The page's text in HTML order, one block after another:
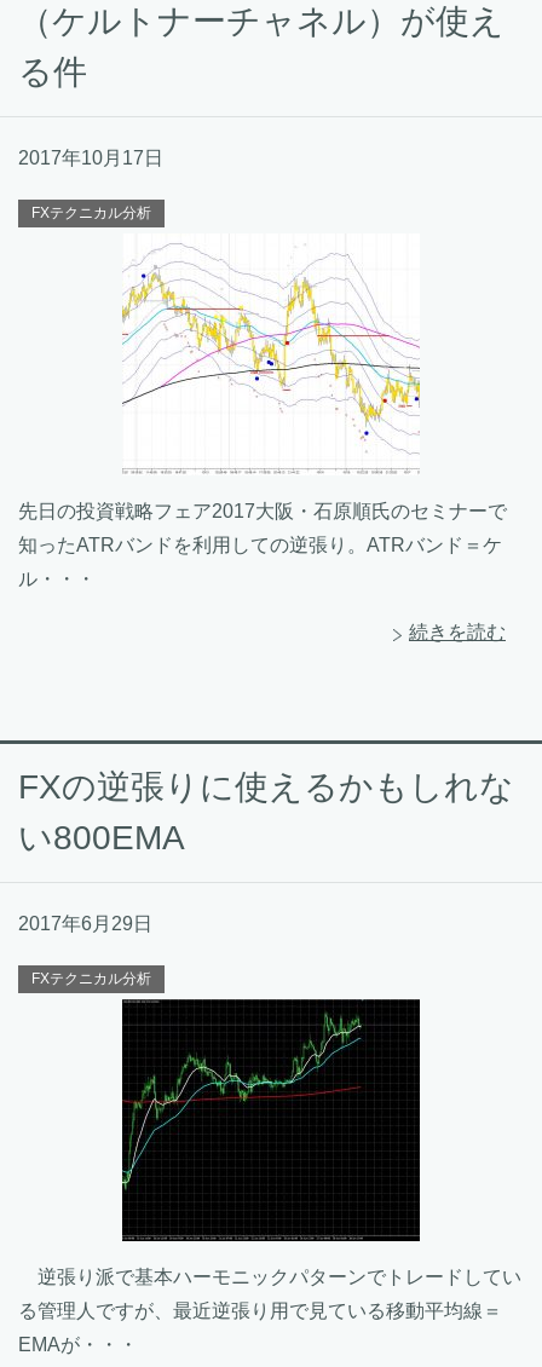
（ケルトナーチャネル）が使え
る件
2017年10月17日
FXテクニカル分析
先日の投資戦略フェア2017大阪・石原順氏のセミナーで
知ったATRバンドを利用しての逆張り。ATRバンド＝ケ
ル・・・
続きを読む
FXの逆張りに使えるかもしれな
い800EMA
2017年6月29日
FXテクニカル分析
逆張り派で基本ハーモニックパターンでトレードしてい
る管理人ですが、最近逆張り用で見ている移動平均線＝
EMAが・・・